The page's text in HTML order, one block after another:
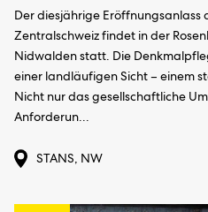
Der diesjährige
Zentralschweiz findet in der
Nidwalden statt. Die
einer landläufigen Sicht – einem
Nicht nur das gesellschaftliche
Anforderun...
STANS, NW